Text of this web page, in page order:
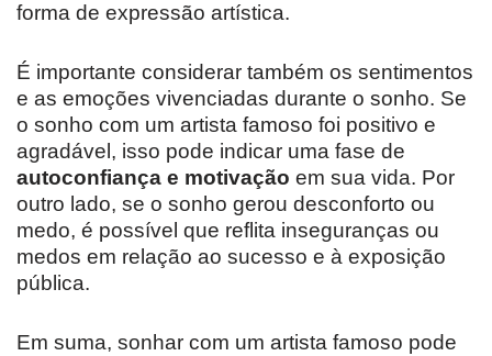
forma de expressão artística.
É importante considerar também os sentimentos
e as emoções vivenciadas durante o sonho. Se
o sonho com um artista famoso foi positivo e
agradável, isso pode indicar uma fase de
autoconfiança e motivação em sua vida. Por
outro lado, se o sonho gerou desconforto ou
medo, é possível que reflita inseguranças ou
medos em relação ao sucesso e à exposição
pública.
Em suma, sonhar com um artista famoso pode